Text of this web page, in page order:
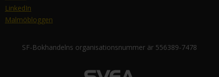
LinkedIn
Malmöbloggen
SF-Bokhandelns organisationsnummer är 556389-7478